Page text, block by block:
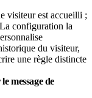
visiteur est accueilli ;
configuration la
du visiteur,
une règle distincte
message de